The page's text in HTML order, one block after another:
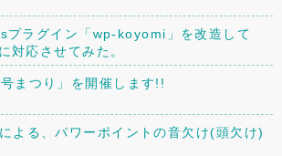
プラグイン「wp-koyomi」を改造して
対応させてみた。
まつり」を開催します!!
よる、パワーポイントの音欠け(頭欠け)